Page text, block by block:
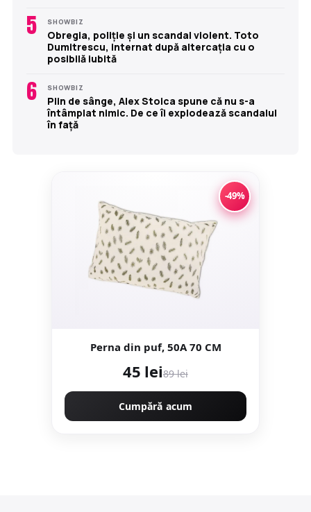
5 SHOWBIZ
Obregia, poliție și un scandal violent. Toto
Dumitrescu, internat după altercația cu o
posibilă iubită
6 SHOWBIZ
Plin de sânge, Alex Stoica spune că nu s-a
întâmplat nimic. De ce îi explodează scandalul
în față
-49%
Perna din puf, 50A 70 CM
45 lei89 lei
Cumpără acum